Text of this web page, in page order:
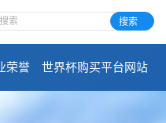
搜索
荣誉 世界杯购买平台网站